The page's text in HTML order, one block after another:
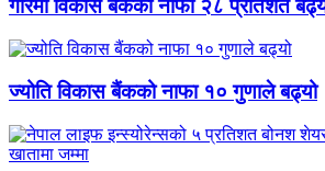
गरिमा विकास बैंकको नाफा २८ प्रतिशत
ज्योति विकास बैंकको नाफा १० गुणाले बढ्यो